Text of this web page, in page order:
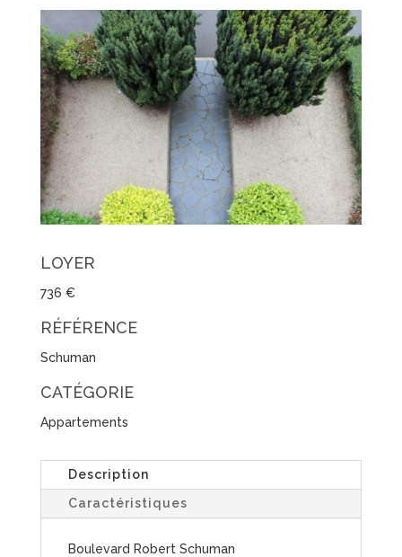
LOYER
736 €
RÉFÉRENCE
Schuman
CATÉGORIE
Appartements
Description
Caractéristiques
Boulevard Robert Schuman